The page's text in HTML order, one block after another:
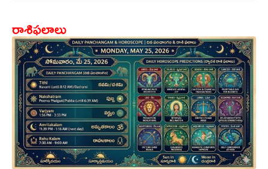
రాశిఫలాలు